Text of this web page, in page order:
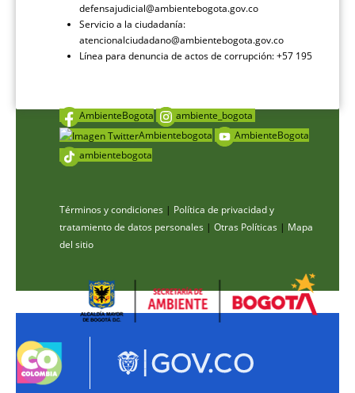
defensajudicial@ambientebogota.gov.co
Servicio a la ciudadanía:
atencionalciudadano@ambientebogota.gov.co
Línea para denuncia de actos de corrupción: +57 195
AmbienteBogota
ambiente_bogota
Ambientebogota
AmbienteBogota
ambientebogota
Términos y condiciones | Política de privacidad y
tratamiento de datos personales | Otras Políticas | Mapa
del sitio